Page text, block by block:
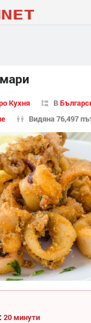
Кухня В
Видяна 76,497
20 минути